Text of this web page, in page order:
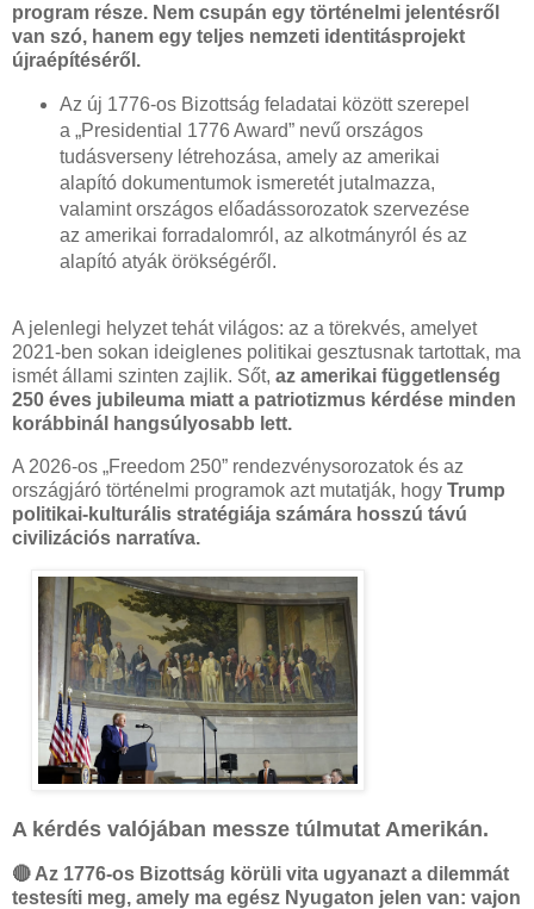
program része. Nem csupán egy történelmi jelentésről
van szó, hanem egy teljes nemzeti identitásprojekt
újraépítéséről.
Az új 1776-os Bizottság feladatai között szerepel
a „Presidential 1776 Award” nevű országos
tudásverseny létrehozása, amely az amerikai
alapító dokumentumok ismeretét jutalmazza,
valamint országos előadássorozatok szervezése
az amerikai forradalomról, az alkotmányról és az
alapító atyák örökségéről.
A jelenlegi helyzet tehát világos: az a törekvés, amelyet
2021-ben sokan ideiglenes politikai gesztusnak tartottak, ma
ismét állami szinten zajlik. Sőt, az amerikai függetlenség
250 éves jubileuma miatt a patriotizmus kérdése minden
korábbinál hangsúlyosabb lett.
A 2026-os „Freedom 250” rendezvénysorozatok és az
országjáró történelmi programok azt mutatják, hogy Trump
politikai-kulturális stratégiája számára hosszú távú
civilizációs narratíva.
A kérdés valójában messze túlmutat Amerikán.
🔴 Az 1776-os Bizottság körüli vita ugyanazt a dilemmát
testesíti meg, amely ma egész Nyugaton jelen van: vajon